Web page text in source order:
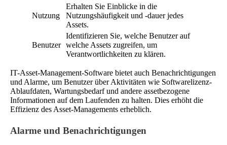
Nutzung
Erhalten Sie Einblicke in die
Nutzungshäufigkeit und -dauer jedes
Assets.
Benutzer
Identifizieren Sie, welche Benutzer auf
welche Assets zugreifen, um
Verantwortlichkeiten zu klären.
IT-Asset-Management-Software bietet auch Benachrichtigungen
und Alarme, um Benutzer über Aktivitäten wie Softwarelizenz-
Ablaufdaten, Wartungsbedarf und andere assetbezogene
Informationen auf dem Laufenden zu halten. Dies erhöht die
Effizienz des Asset-Managements erheblich.
Alarme und Benachrichtigungen